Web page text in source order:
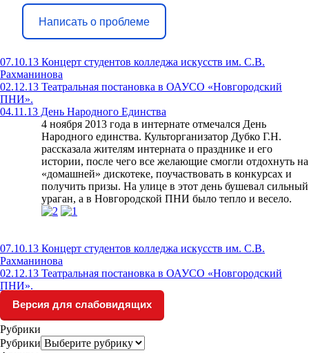
Написать о проблеме
07.10.13 Концерт студентов колледжа искусств им. С.В.
Рахманинова
02.12.13 Театральная постановка в ОАУСО «Новгородский
ПНИ».
04.11.13 День Народного Единства
4 ноября 2013 года в интернате отмечался День
Народного единства. Культорганизатор Дубко Г.Н.
рассказала жителям интерната о празднике и его
истории, после чего все желающие смогли отдохнуть на
«домашней» дискотеке, поучаствовать в конкурсах и
получить призы. На улице в этот день бушевал сильный
ураган, а в Новгородской ПНИ было тепло и весело.
07.10.13 Концерт студентов колледжа искусств им. С.В.
Рахманинова
02.12.13 Театральная постановка в ОАУСО «Новгородский
ПНИ».
Версия для слабовидящих
Рубрики
Рубрики